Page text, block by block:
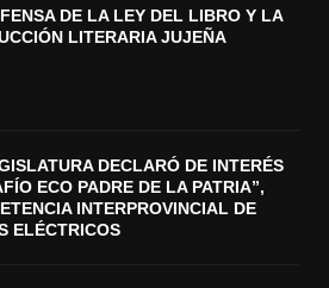
DE LA LEY DEL LIBRO Y LA
LITERARIA JUJEÑA
DECLARÓ DE INTERÉS
ECO PADRE DE LA PATRIA”,
INTERPROVINCIAL DE
ELÉCTRICOS